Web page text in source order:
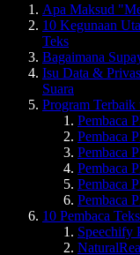
Apa Maksud
10 Kegunaan
Teks
Bagaimana
Isu Data &
Suara
Program Terbaik
Pembaca
Pembaca
Pembaca
Pembaca
Pembaca
Pembaca
10 Pembaca
Speechify